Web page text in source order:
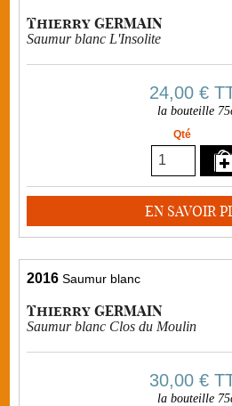
Thierry GERMAIN
Saumur blanc L'Insolite
24,00 €
la bouteille
Qté
EN SAVOIR
2016 Saumur blanc
Thierry GERMAIN
Saumur blanc Clos du Moulin
30,00 €
la bouteille